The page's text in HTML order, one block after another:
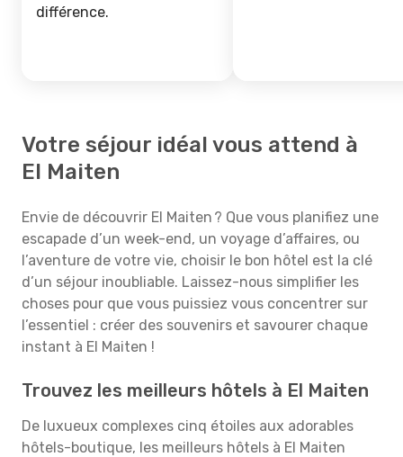
différence.
Votre séjour idéal vous attend à
El Maiten
Envie de découvrir El Maiten ? Que vous planifiez une
escapade d’un week-end, un voyage d’affaires, ou
l’aventure de votre vie, choisir le bon hôtel est la clé
d’un séjour inoubliable. Laissez-nous simplifier les
choses pour que vous puissiez vous concentrer sur
l’essentiel : créer des souvenirs et savourer chaque
instant à El Maiten !
Trouvez les meilleurs hôtels à El Maiten
De luxueux complexes cinq étoiles aux adorables
hôtels-boutique, les meilleurs hôtels à El Maiten